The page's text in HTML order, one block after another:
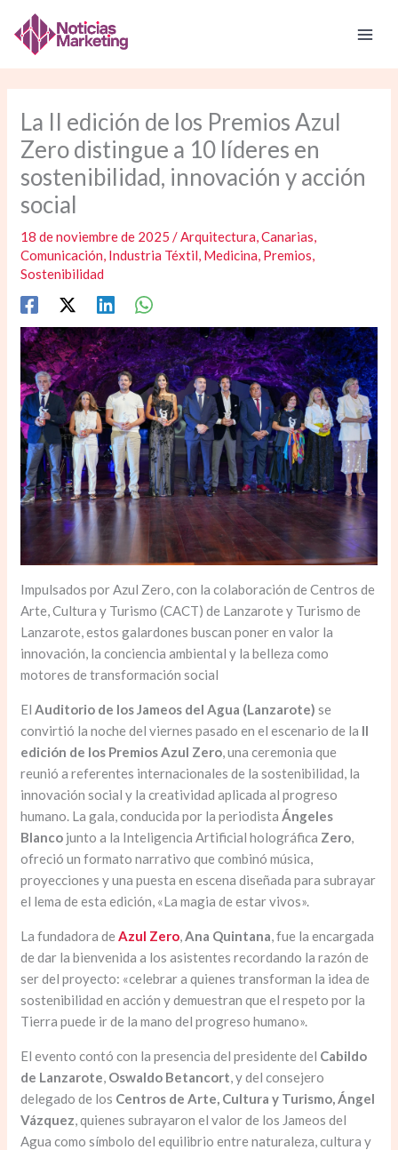
contenido
La II edición de los Premios Azul
Zero distingue a 10 líderes en
sostenibilidad, innovación y acción
social
18 de noviembre de 2025/Arquitectura,Canarias,
Comunicación, Industria Téxtil, Medicina, Premios,
Sostenibilidad
Impulsados por Azul Zero, con la colaboración de Centros de
Arte, Cultura y Turismo (CACT) de Lanzarote y Turismo de
Lanzarote, estos galardones buscan poner en valor la
innovación, la conciencia ambiental y la belleza como
motores de transformación social
ElAuditorio de los Jameos del Agua (Lanzarote) se
convirtió la noche del viernes pasado en el escenario de la II
edición de los Premios Azul Zero, una ceremonia que
reunió a referentes internacionales de la sostenibilidad, la
innovación social y la creatividad aplicada al progreso
humano. La gala, conducida por la periodistaÁngeles
Blanco junto a la Inteligencia Artificial holográfica Zero,
ofreció un formato narrativo que combinó música,
proyecciones y una puesta en escena diseñada para subrayar
el lema de esta edición, «La magia de estar vivos».
La fundadora deAzul Zero,Ana Quintana, fue la encargada
de dar la bienvenida a los asistentes recordando la razón de
ser del proyecto: «celebrar a quienes transforman la idea de
sostenibilidad en acción y demuestran que el respeto por la
Tierra puede ir de la mano del progreso humano».
El evento contó con la presencia del presidente del Cabildo
de Lanzarote, Oswaldo Betancort, y del consejero
delegado de los Centros de Arte, Cultura y Turismo, Ángel
Vázquez, quienes subrayaron el valor de los Jameos del
Agua como símbolo del equilibrio entre naturaleza, cultura y